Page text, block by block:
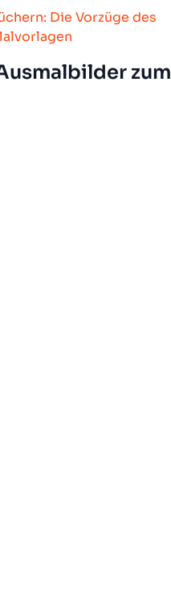
Die Vorzüge des
zum